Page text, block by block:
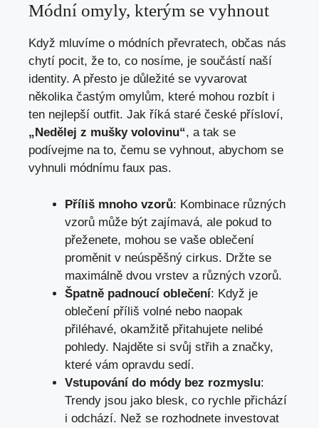
Módní omyly, kterým se vyhnout
Když mluvíme o módních převratech, občas nás
chytí pocit, že to, co nosíme, je součástí naší
identity. A přesto je důležité se vyvarovat
několika častým omylům, které mohou rozbít i
ten nejlepší outfit. Jak říká staré české přísloví,
„Nedělej z mušky volovinu“, a tak se
podívejme na to, čemu se vyhnout, abychom se
vyhnuli módnímu faux pas.
Příliš mnoho vzorů: Kombinace různých
vzorů může být zajímavá, ale pokud to
přeženete, mohou se vaše oblečení
proměnit v neúspěšný cirkus. Držte se
maximálně dvou vrstev a různých vzorů.
Špatně padnoucí oblečení: Když je
oblečení příliš volné nebo naopak
přiléhavé, okamžitě přitahujete nelibé
pohledy. Najděte si svůj střih a značky,
které vám opravdu sedí.
Vstupování do módy bez rozmyslu:
Trendy jsou jako blesk, co rychle přichází
i odchází. Než se rozhodnete investovat